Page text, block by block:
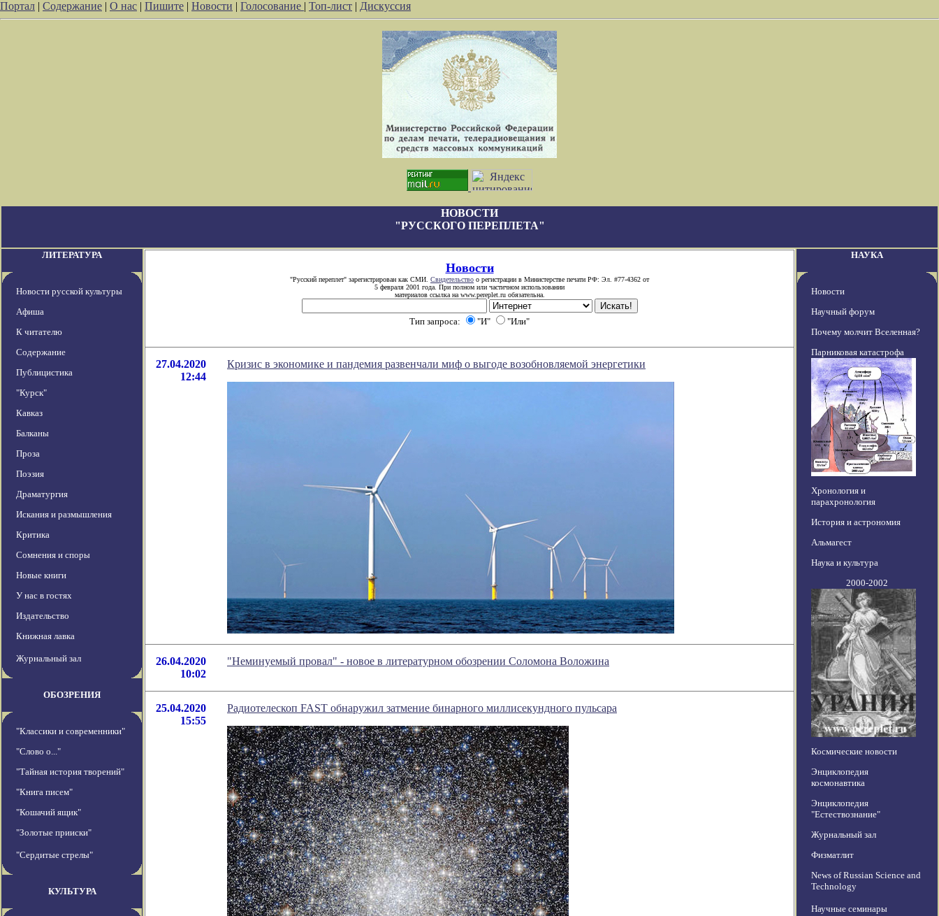
Портал | Содержание | О нас | Пишите | Новости | Голосование | Топ-лист | Дискуссия
НОВОСТИ
"РУССКОГО ПЕРЕПЛЕТА"
ЛИТЕРАТУРА
Новости русской культуры
Афиша
К читателю
Содержание
Публицистика
"Курск"
Кавказ
Балканы
Проза
Поэзия
Драматургия
Искания и размышления
Критика
Сомнения и споры
Новые книги
У нас в гостях
Издательство
Книжная лавка
Журнальный зал
ОБОЗРЕНИЯ
"Классики и современники"
"Слово о..."
"Тайная история творений"
"Книга писем"
"Кошачий ящик"
"Золотые прииски"
"Сердитые стрелы"
КУЛЬТУРА
Новости
"Русский переплет" зарегистрирован как СМИ. Свидетельство о регистрации в Министерстве печати РФ: Эл. #77-4362 от
5 февраля 2001 года. При полном или частичном использовании
материалов ссылка на www.pereplet.ru обязательна.
Тип запроса: "И" "Или"
27.04.2020
12:44
Кризис в экономике и пандемия развенчали миф о выгоде возобновляемой энергетики
26.04.2020
10:02
"Неминуемый провал" - новое в литературном обозрении Соломона Воложина
25.04.2020
15:55
Радиотелескоп FAST обнаружил затмение бинарного миллисекундного пульсара
НАУКА
Новости
Научный форум
Почему молчит Вселенная?
Парниковая катастрофа
Хронология и
парахронология
История и астрономия
Альмагест
Наука и культура
2000-2002
Космические новости
Энциклопедия
космонавтика
Энциклопедия
"Естествознание"
Журнальный зал
Физматлит
News of Russian Science and
Technology
Научные семинары